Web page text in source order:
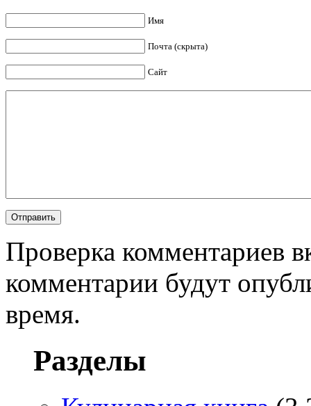
Имя
Почта (скрыта)
Сайт
Проверка комментариев
комментарии будут
время.
Разделы